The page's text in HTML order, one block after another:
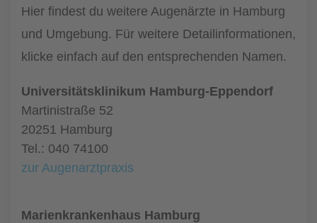
Hier findest du weitere Augenärzte in Hamburg
und Umgebung. Für weitere Detailinformationen,
klicke einfach auf den entsprechenden Namen.
Universitätsklinikum Hamburg-Eppendorf
Martinistraße 52
20251 Hamburg
Tel.: 040 74100
zur Augenarztpraxis
Marienkrankenhaus Hamburg